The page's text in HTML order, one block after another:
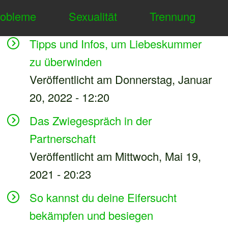
Sexualität Trennung
Neuester Inhalt
Tipps und Infos, um Liebeskummer
zu überwinden
Veröffentlicht am Donnerstag, Januar
20, 2022 - 12:20
Das Zwiegespräch in der
Partnerschaft
Veröffentlicht am Mittwoch, Mai 19,
2021 - 20:23
So kannst du deine Eifersucht
bekämpfen und besiegen